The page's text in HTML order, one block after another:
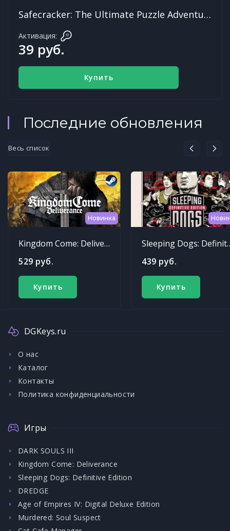
Safecracker: The Ultimate Puzzle Adventure
Активация:
39 руб.
Купить
Последние обновления
Весь список
Новинка
Kingdom Come: Deliverance
529 руб.
Купить
Sleeping
439 руб.
Купить
DGKeys.ru
О нас
Каталог
Контакты
Политика конфиденциальности
Игры
DARK SOULS III
Kingdom Come: Deliverance
Sleeping Dogs: Definitive Edition
DREDGE
Age of Empires IV: Digital Deluxe Edition
Murdered: Soul Suspect